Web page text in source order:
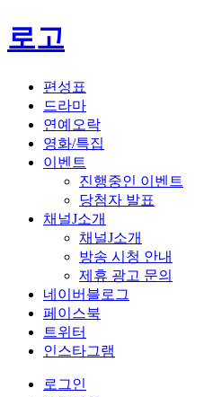
로고
편성표
드라마
연예오락
영화/특집
이벤트
진행중인 이벤트
당첨자 발표
채널J소개
채널J소개
방송 시청 안내
제휴 광고 문의
네이버블로그
페이스북
트위터
인스타그램
로그인